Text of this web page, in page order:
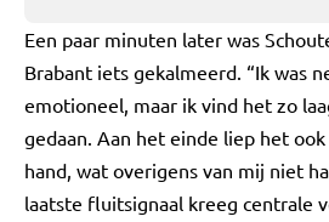
Een paar minuten later was
Brabant iets gekalmeerd. “Ik was
emotioneel, maar ik vind het zo
gedaan. Aan het einde liep het
hand, wat overigens van mij niet
laatste fluitsignaal kreeg centrale